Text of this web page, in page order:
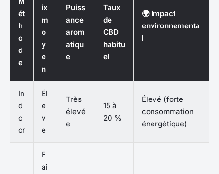
ét
h
o
d
e
ix
m
o
y
e
n
Puiss
ance
arom
atiqu
e
Taux
de
CBD
habitu
el
🌍 Impact
environnementa
l
In
d
o
or
Él
e
v
é
Très
élevé
e
15 à
20 %
Élevé (forte
consommation
énergétique)
F
ai